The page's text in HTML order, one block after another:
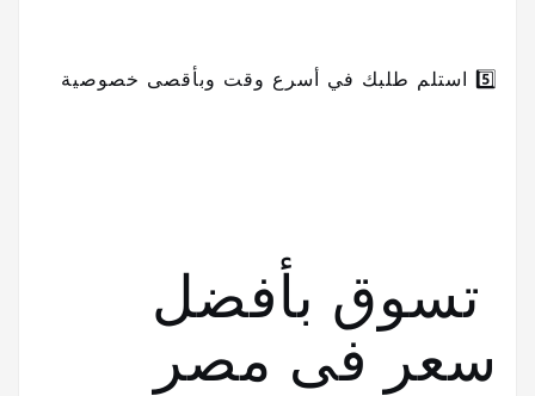
5️⃣ استلم طلبك في أسرع وقت وبأقصى خصوصية
تسوق بأفضل
سعر فى مصر